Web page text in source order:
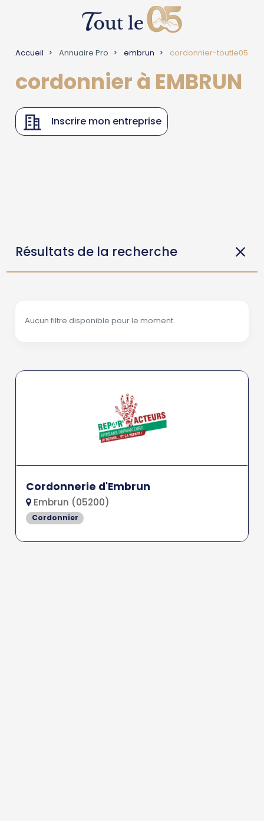
Accueil Annuaire Pro embrun cordonnier-toutle05
cordonnier à EMBRUN
Inscrire mon entreprise
Résultats de la recherche
Aucun filtre disponible pour le moment.
Cordonnerie d'Embrun
Embrun (05200)
Cordonnier